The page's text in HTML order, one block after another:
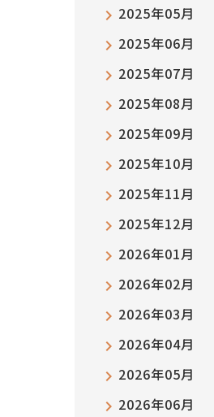
2025年05月
2025年06月
2025年07月
2025年08月
2025年09月
2025年10月
2025年11月
2025年12月
2026年01月
2026年02月
2026年03月
2026年04月
2026年05月
2026年06月